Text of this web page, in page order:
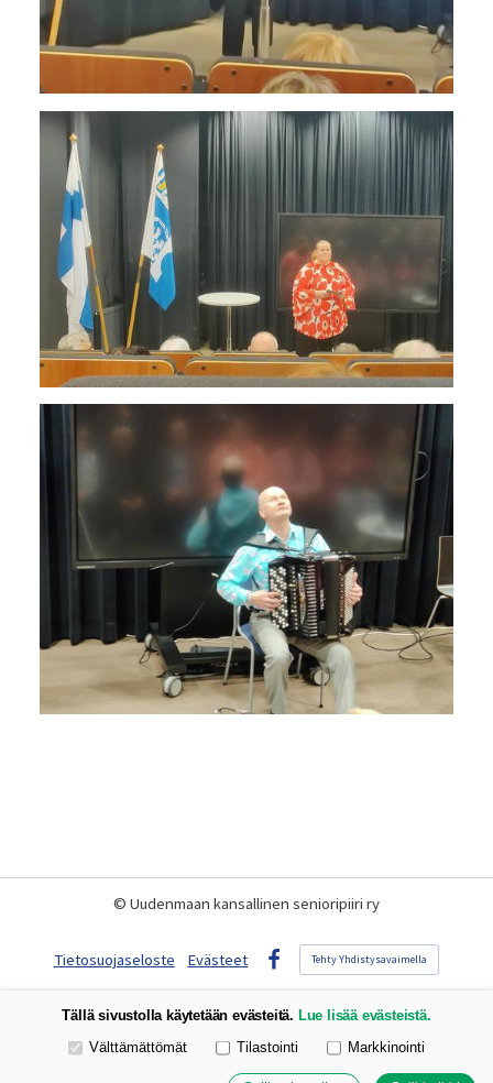
© Uudenmaan kansallinen senioripiiri ry
Tietosuojaseloste
Evästeet
Facebook
Tehty Yhdistysavaimella
Tällä sivustolla käytetään evästeitä. Lue lisää evästeistä.
Valitse käytettävät evästeet
Välttämättömät Tilastointi Markkinointi